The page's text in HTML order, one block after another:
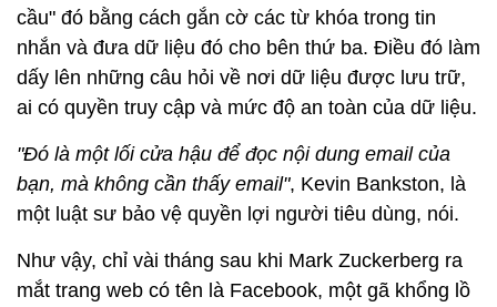
cầu" đó bằng cách gắn cờ các từ khóa trong tin
nhắn và đưa dữ liệu đó cho bên thứ ba. Điều đó làm
dấy lên những câu hỏi về nơi dữ liệu được lưu trữ,
ai có quyền truy cập và mức độ an toàn của dữ liệu.
"Đó là một lối cửa hậu để đọc nội dung email của
bạn, mà không cần thấy email", Kevin Bankston, là
một luật sư bảo vệ quyền lợi người tiêu dùng, nói.
Như vậy, chỉ vài tháng sau khi Mark Zuckerberg ra
mắt trang web có tên là Facebook, một gã khổng lồ